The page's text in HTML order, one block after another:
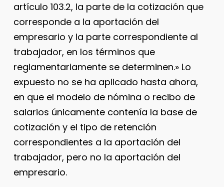
artículo 103.2, la parte de la cotización que
corresponde a la aportación del
empresario y la parte correspondiente al
trabajador, en los términos que
reglamentariamente se determinen.» Lo
expuesto no se ha aplicado hasta ahora,
en que el modelo de nómina o recibo de
salarios únicamente contenía la base de
cotización y el tipo de retención
correspondientes a la aportación del
trabajador, pero no la aportación del
empresario.